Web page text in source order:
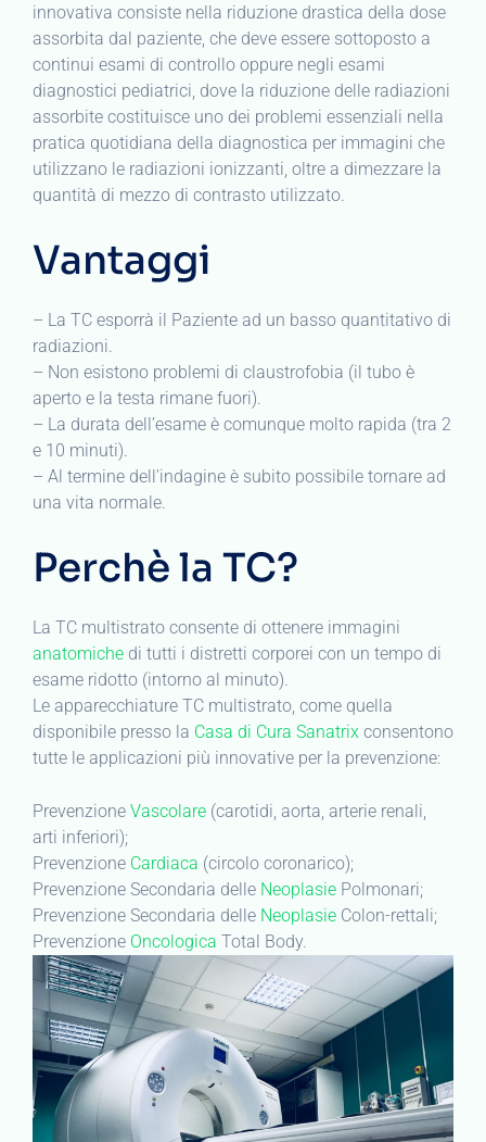
innovativa consiste nella riduzione drastica della dose
assorbita dal paziente, che deve essere sottoposto a
continui esami di controllo oppure negli esami
diagnostici pediatrici, dove la riduzione delle radiazioni
assorbite costituisce uno dei problemi essenziali nella
pratica quotidiana della diagnostica per immagini che
utilizzano le radiazioni ionizzanti, oltre a dimezzare la
quantità di mezzo di contrasto utilizzato.
Vantaggi
– La TC esporrà il Paziente ad un basso quantitativo di
radiazioni.
– Non esistono problemi di claustrofobia (il tubo è
aperto e la testa rimane fuori).
– La durata dell’esame è comunque molto rapida (tra 2
e 10 minuti).
– Al termine dell’indagine è subito possibile tornare ad
una vita normale.
Perchè la TC?
La TC multistrato consente di ottenere immagini
anatomiche di tutti i distretti corporei con un tempo di
esame ridotto (intorno al minuto).
Le apparecchiature TC multistrato, come quella
disponibile presso la Casa di Cura Sanatrix consentono
tutte le applicazioni più innovative per la prevenzione:
Prevenzione Vascolare (carotidi, aorta, arterie renali,
arti inferiori);
Prevenzione Cardiaca (circolo coronarico);
Prevenzione Secondaria delle Neoplasie Polmonari;
Prevenzione Secondaria delle Neoplasie Colon-rettali;
Prevenzione Oncologica Total Body.